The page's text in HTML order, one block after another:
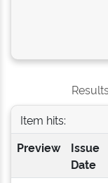
Item hits:
Preview
Issue
Date